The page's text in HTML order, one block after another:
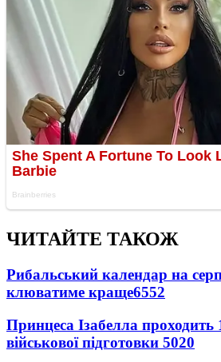
ЧИТАЙТЕ ТАКОЖ
Рибальський календар на
клюватиме краще6552
Принцеса Ізабелла проходить
військової підготовки 5020